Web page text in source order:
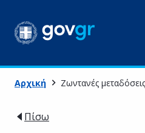
Αρχική Ζωντανές
Πίσω